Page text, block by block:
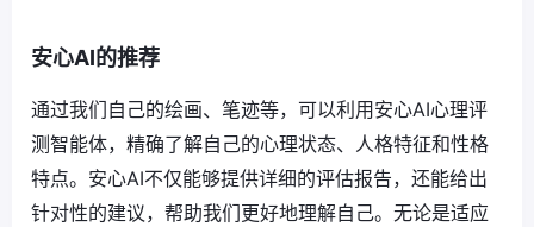
安心AI的推荐
通过我们自己的绘画、笔迹等，可以利用安心AI心理评
测智能体，精确了解自己的心理状态、人格特征和性格
特点。安心AI不仅能够提供详细的评估报告，还能给出
针对性的建议，帮助我们更好地理解自己。无论是适应